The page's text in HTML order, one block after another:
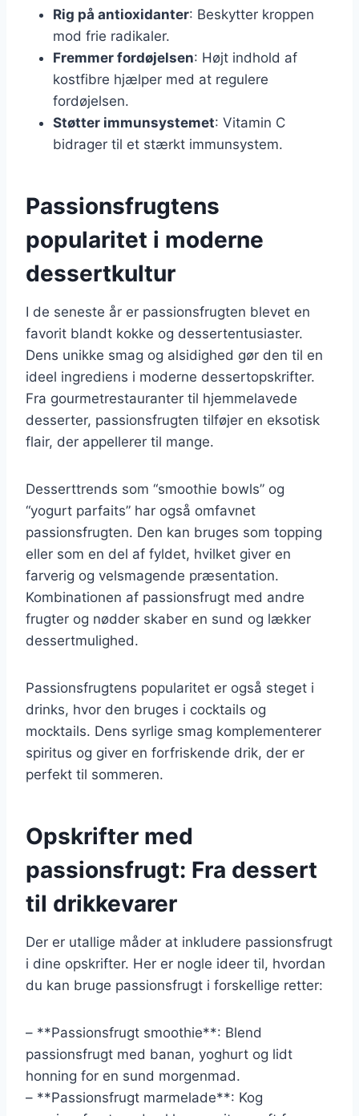
Rig på antioxidanter: Beskytter kroppen
mod frie radikaler.
Fremmer fordøjelsen: Højt indhold af
kostfibre hjælper med at regulere
fordøjelsen.
Støtter immunsystemet: Vitamin C
bidrager til et stærkt immunsystem.
Passionsfrugtens
popularitet i moderne
dessertkultur
I de seneste år er passionsfrugten blevet en
favorit blandt kokke og dessertentusiaster.
Dens unikke smag og alsidighed gør den til en
ideel ingrediens i moderne dessertopskrifter.
Fra gourmetrestauranter til hjemmelavede
desserter, passionsfrugten tilføjer en eksotisk
flair, der appellerer til mange.
Desserttrends som “smoothie bowls” og
“yogurt parfaits” har også omfavnet
passionsfrugten. Den kan bruges som topping
eller som en del af fyldet, hvilket giver en
farverig og velsmagende præsentation.
Kombinationen af passionsfrugt med andre
frugter og nødder skaber en sund og lækker
dessertmulighed.
Passionsfrugtens popularitet er også steget i
drinks, hvor den bruges i cocktails og
mocktails. Dens syrlige smag komplementerer
spiritus og giver en forfriskende drik, der er
perfekt til sommeren.
Opskrifter med
passionsfrugt: Fra dessert
til drikkevarer
Der er utallige måder at inkludere passionsfrugt
i dine opskrifter. Her er nogle ideer til, hvordan
du kan bruge passionsfrugt i forskellige retter:
– **Passionsfrugt smoothie**: Blend
passionsfrugt med banan, yoghurt og lidt
honning for en sund morgenmad.
– **Passionsfrugt marmelade**: Kog